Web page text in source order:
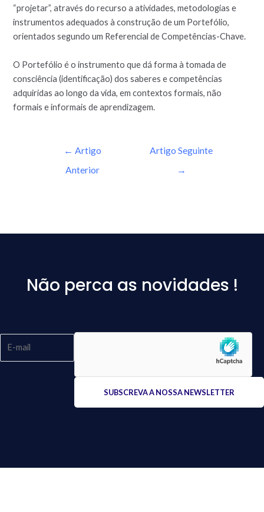
“projetar”, através do recurso a atividades, metodologias e
instrumentos adequados à construção de um Portefólio,
orientados segundo um Referencial de Competências-Chave.
O Portefólio é o instrumento que dá forma à tomada de
consciência (identificação) dos saberes e competências
adquiridas ao longo da vida, em contextos formais, não
formais e informais de aprendizagem.
← Artigo
Anterior
Artigo Seguinte
→
Não perca as novidades !